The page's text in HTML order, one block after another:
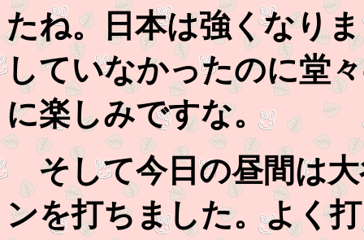
たね。日本は強くなり
していなかったのに堂
に楽しみですな。
そして今日の昼間は大
ンを打ちました。よく